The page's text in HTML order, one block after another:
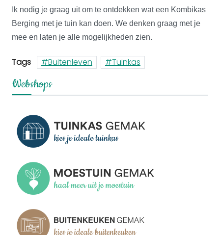
Ik nodig je graag uit om te ontdekken wat een Kombikas
Berging met je tuin kan doen. We denken graag met je
mee en laten je alle mogelijkheden zien.
Tags Buitenleven Tuinkas
Webshops